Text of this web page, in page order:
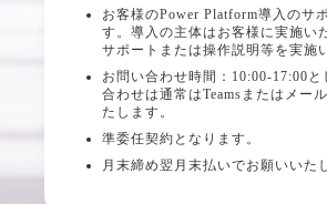
お客様のPower Platform導入のサ
す。導入の主体はお客様に実施い
サポートまたは操作説明等を実施
お問い合わせ時間：10:00-17:00と
合わせは通常はTeamsまたはメー
たします。
準委任契約となります。
月末締め翌月末払いでお願いいた